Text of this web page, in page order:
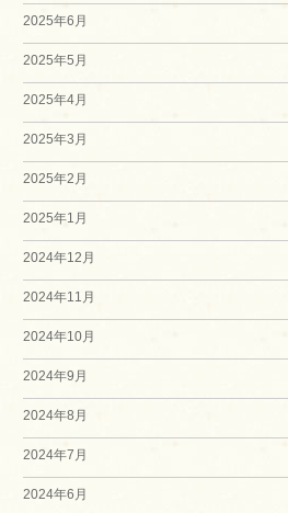
2025年6月
2025年5月
2025年4月
2025年3月
2025年2月
2025年1月
2024年12月
2024年11月
2024年10月
2024年9月
2024年8月
2024年7月
2024年6月